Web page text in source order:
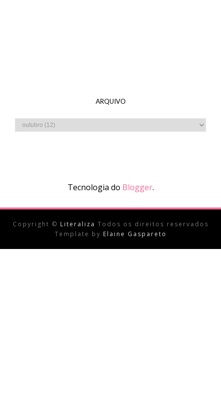
ARQUIVO
Tecnologia do Blogger.
Copyright © Literaliza Todos os direitos reservados
Template by Elaine Gaspareto